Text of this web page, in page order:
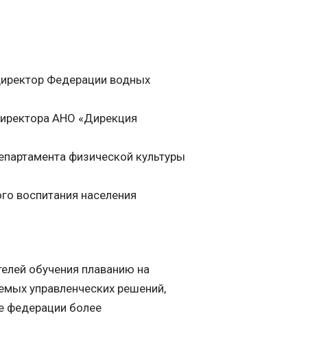
Федерации водных
АНО «Дирекция
физической культуры
воспитания населения
обучения плаванию на
управленческих решений,
федерации более